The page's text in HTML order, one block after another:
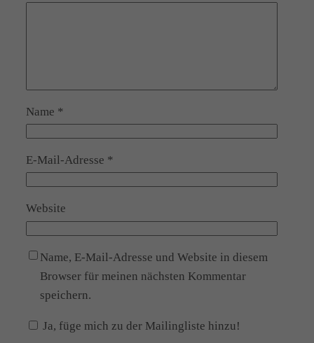
Name *
E-Mail-Adresse *
Website
Name, E-Mail-Adresse und Website in diesem
Browser für meinen nächsten Kommentar
speichern.
Ja, füge mich zu der Mailingliste hinzu!